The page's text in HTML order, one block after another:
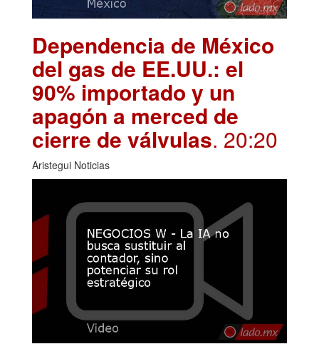
Dependencia de México
del gas de EE.UU.: el
90% importado y un
apagón a merced de
cierre de válvulas. 20:20
Aristegui Noticias